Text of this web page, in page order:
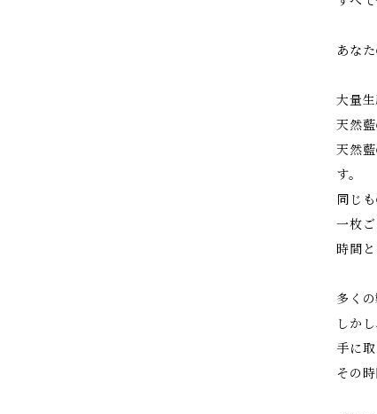
あな
大量
天然
天然
す。
同じ
一枚
時間と
多く
しか
手に
その